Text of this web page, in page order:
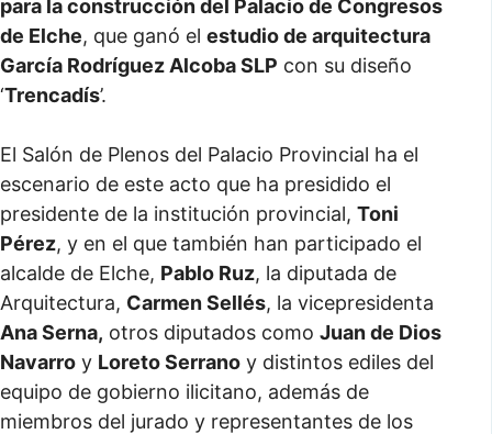
para la construcción del Palacio de Congresos
de Elche, que ganó el estudio de arquitectura
García Rodríguez Alcoba SLP con su diseño
‘Trencadís’.
El Salón de Plenos del Palacio Provincial ha el
escenario de este acto que ha presidido el
presidente de la institución provincial, Toni
Pérez, y en el que también han participado el
alcalde de Elche, Pablo Ruz, la diputada de
Arquitectura, Carmen Sellés, la vicepresidenta
Ana Serna, otros diputados como Juan de Dios
Navarro y Loreto Serrano y distintos ediles del
equipo de gobierno ilicitano, además de
miembros del jurado y representantes de los